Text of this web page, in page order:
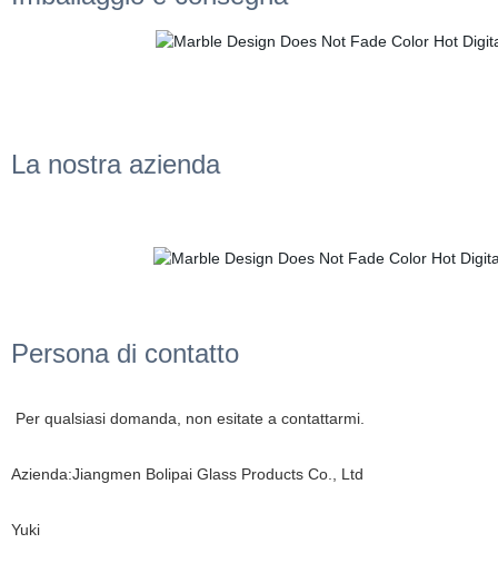
La nostra azienda
Persona di contatto
Per qualsiasi domanda, non esitate a contattarmi.
Azienda:Jiangmen Bolipai Glass Products Co., Ltd
Yuki